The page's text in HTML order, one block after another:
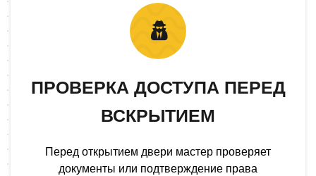
ПРОВЕРКА ДОСТУПА ПЕРЕД
ВСКРЫТИЕМ
Перед открытием двери мастер проверяет
документы или подтверждение права